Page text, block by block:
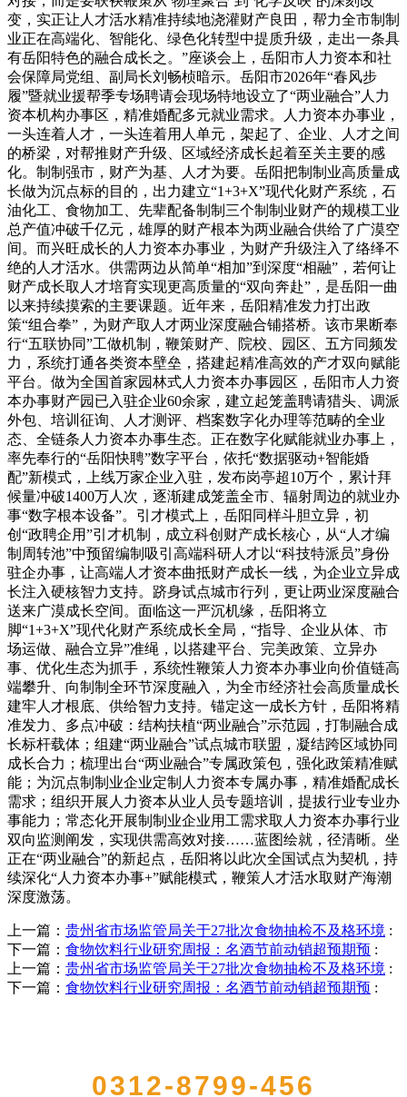
变，实正让人才活水精准持续地浇灌财产良田，帮力全市制制
业正在高端化、智能化、绿色化转型中提质升级，走出一条具
有岳阳特色的融合成长之。”座谈会上，岳阳市人力资本和社
会保障局党组、副局长刘畅桢暗示。岳阳市2026年“春风步
履”暨就业援帮季专场聘请会现场特地设立了“两业融合”人力
资本机构办事区，精准婚配多元就业需求。人力资本办事业，
一头连着人才，一头连着用人单元，架起了、企业、人才之间
的桥梁，对帮推财产升级、区域经济成长起着至关主要的感
化。制制强市，财产为基、人才为要。岳阳把制制业高质量成
长做为沉点标的目的，出力建立“1+3+X”现代化财产系统，石
油化工、食物加工、先辈配备制制三个制制业财产的规模工业
总产值冲破千亿元，雄厚的财产根本为两业融合供给了广漠空
间。而兴旺成长的人力资本办事业，为财产升级注入了络绎不
绝的人才活水。供需两边从简单“相加”到深度“相融”，若何让
财产成长取人才培育实现更高质量的“双向奔赴”，是岳阳一曲
以来持续摸索的主要课题。近年来，岳阳精准发力打出政
策“组合拳”，为财产取人才两业深度融合铺搭桥。该市果断奉
行“五联协同”工做机制，鞭策财产、院校、园区、五方同频发
力，系统打通各类资本壁垒，搭建起精准高效的产才双向赋能
平台。做为全国首家园林式人力资本办事园区，岳阳市人力资
本办事财产园已入驻企业60余家，建立起笼盖聘请猎头、调派
外包、培训征询、人才测评、档案数字化办理等范畴的全业
态、全链条人力资本办事生态。正在数字化赋能就业办事上，
率先奉行的“岳阳快聘”数字平台，依托“数据驱动+智能婚
配”新模式，上线万家企业入驻，发布岗亭超10万个，累计拜
候量冲破1400万人次，逐渐建成笼盖全市、辐射周边的就业办
事“数字根本设备”。引才模式上，岳阳同样斗胆立异，初
创“政聘企用”引才机制，成立科创财产成长核心，从“人才编
制周转池”中预留编制吸引高端科研人才以“科技特派员”身份
驻企办事，让高端人才资本曲抵财产成长一线，为企业立异成
长注入硬核智力支持。跻身试点城市行列，更让两业深度融合
送来广漠成长空间。面临这一严沉机缘，岳阳将立
脚“1+3+X”现代化财产系统成长全局，“指导、企业从体、市
场运做、融合立异”准绳，以搭建平台、完美政策、立异办
事、优化生态为抓手，系统性鞭策人力资本办事业向价值链高
端攀升、向制制全环节深度融入，为全市经济社会高质量成长
建牢人才根底、供给智力支持。锚定这一成长方针，岳阳将精
准发力、多点冲破：结构扶植“两业融合”示范园，打制融合成
长标杆载体；组建“两业融合”试点城市联盟，凝结跨区域协同
成长合力；梳理出台“两业融合”专属政策包，强化政策精准赋
能；为沉点制制业企业定制人力资本专属办事，精准婚配成长
需求；组织开展人力资本从业人员专题培训，提拔行业专业办
事能力；常态化开展制制业企业用工需求取人力资本办事行业
双向监测阐发，实现供需高效对接……蓝图绘就，径清晰。坐
正在“两业融合”的新起点，岳阳将以此次全国试点为契机，持
续深化“人力资本办事+”赋能模式，鞭策人才活水取财产海潮
深度激荡。
上一篇： 贵州省市场监管局关于27批次食物抽检不及格环境 :
下一篇： 食物饮料行业研究周报：名酒节前动销超预期预 :
上一篇： 贵州省市场监管局关于27批次食物抽检不及格环境 :
下一篇： 食物饮料行业研究周报：名酒节前动销超预期预 :
0312-8799-456